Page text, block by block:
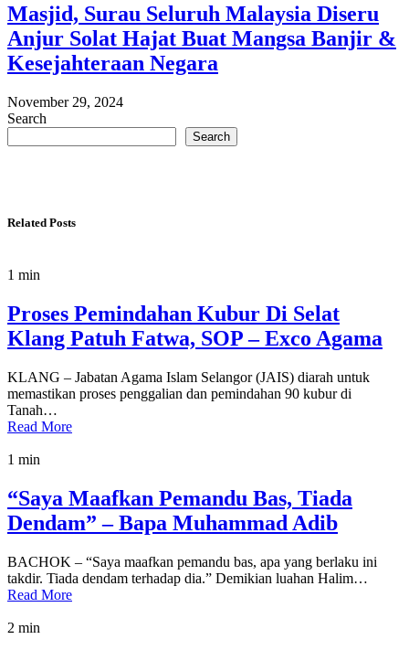
Masjid, Surau Seluruh Malaysia Diseru
Anjur Solat Hajat Buat Mangsa Banjir &
Kesejahteraan Negara
November 29, 2024
Search
Search
Related Posts
1 min
Proses Pemindahan Kubur Di Selat
Klang Patuh Fatwa, SOP – Exco Agama
KLANG – Jabatan Agama Islam Selangor (JAIS) diarah untuk
memastikan proses penggalian dan pemindahan 90 kubur di
Tanah…
Read More
1 min
“Saya Maafkan Pemandu Bas, Tiada
Dendam” – Bapa Muhammad Adib
BACHOK – “Saya maafkan pemandu bas, apa yang berlaku ini
takdir. Tiada dendam terhadap dia.” Demikian luahan Halim…
Read More
2 min